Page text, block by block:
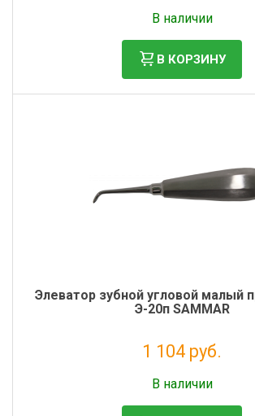
В наличии
В КОРЗИНУ
Элеватор зубной угловой малый
Э-20п SAMMAR
1 104 руб.
В наличии